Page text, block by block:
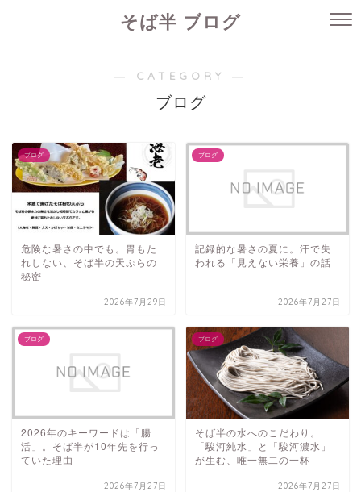
そば半 ブログ
― CATEGORY ―
ブログ
ブログ
危険な暑さの中でも。胃もた
れしない、そば半の天ぷらの
秘密
2026年7月29日
ブログ
記録的な暑さの夏に。汗で失
われる「見えない栄養」の話
2026年7月27日
ブログ
2026年のキーワードは「腸
活」。そば半が10年先を行っ
ていた理由
2026年7月27日
ブログ
そば半の水へのこだわり。
「駿河純水」と「駿河濃水」
が生む、唯一無二の一杯
2026年7月27日